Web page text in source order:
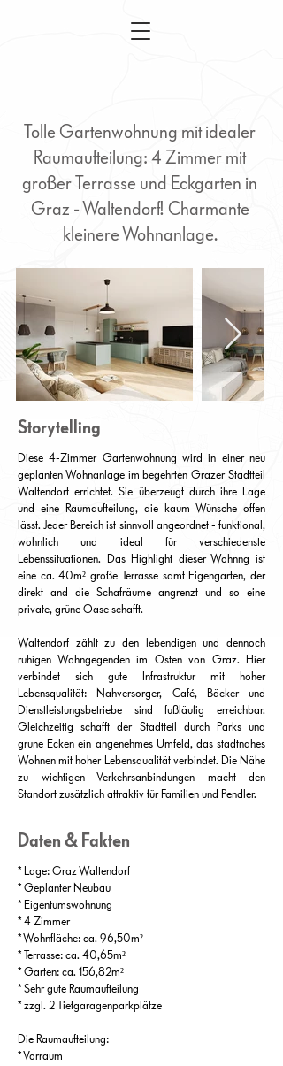
Tolle Gartenwohnung mit idealer
Raumaufteilung: 4 Zimmer mit
großer Terrasse und Eckgarten in
Graz - Waltendorf! Charmante
kleinere Wohnanlage.
Graz Waltendorf - 4
Zimmer Wohnung mit
Garten
Storytelling
Diese 4-Zimmer Gartenwohnung wird in einer neu
geplanten Wohnanlage im begehrten Grazer Stadtteil
Waltendorf errichtet. Sie überzeugt durch ihre Lage
und eine Raumaufteilung, die kaum Wünsche offen
lässt. Jeder Bereich ist sinnvoll angeordnet - funktional,
wohnlich und ideal für verschiedenste
Lebenssituationen. Das Highlight dieser Wohnng ist
eine ca. 40m² große Terrasse samt Eigengarten, der
direkt and die Schafräume angrenzt und so eine
private, grüne Oase schafft.
Waltendorf zählt zu den lebendigen und dennoch
ruhigen Wohngegenden im Osten von Graz. Hier
verbindet sich gute Infrastruktur mit hoher
Lebensqualität: Nahversorger, Café, Bäcker und
Dienstleistungsbetriebe sind fußläufig erreichbar.
Gleichzeitig schafft der Stadtteil durch Parks und
grüne Ecken ein angenehmes Umfeld, das stadtnahes
Wohnen mit hoher Lebensqualität verbindet. Die Nähe
zu wichtigen Verkehrsanbindungen macht den
Standort zusätzlich attraktiv für Familien und Pendler.
Daten & Fakten
* Lage: Graz Waltendorf
* Geplanter Neubau
* Eigentumswohnung
* 4 Zimmer
* Wohnfläche: ca. 96,50m²
* Terrasse: ca. 40,65m²
* Garten: ca. 156,82m²
* Sehr gute Raumaufteilung
* zzgl. 2 Tiefgaragenparkplätze
Die Raumaufteilung:
* Vorraum